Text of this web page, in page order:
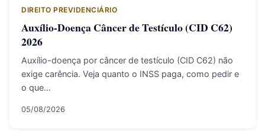
DIREITO PREVIDENCIÁRIO
Auxílio-Doença Câncer de Testículo (CID C62)
2026
Auxílio-doença por câncer de testículo (CID C62) não
exige carência. Veja quanto o INSS paga, como pedir e
o que…
05/08/2026